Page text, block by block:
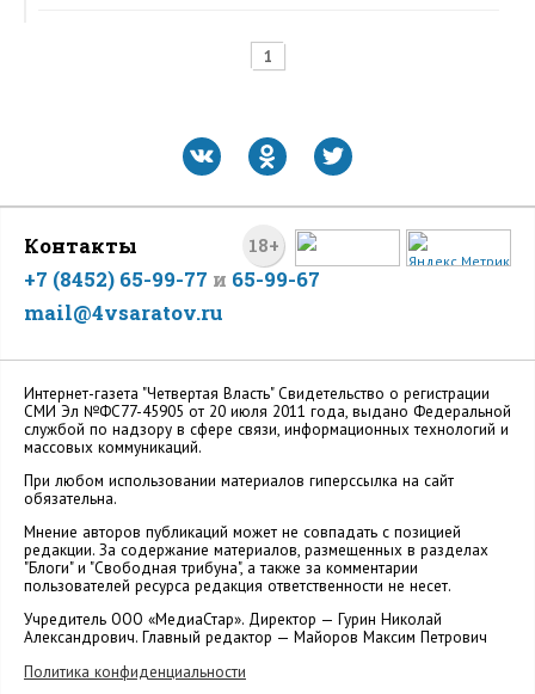
1
18+
Контакты
+7 (8452) 65-99-77 и 65-99-67
mail@4vsaratov.ru
Интернет-газета "Четвертая Власть" Cвидетельство о регистрации
СМИ Эл №ФС77-45905 от 20 июля 2011 года, выдано Федеральной
службой по надзору в сфере связи, информационных технологий и
массовых коммуникаций.
При любом использовании материалов гиперссылка на сайт
обязательна.
Мнение авторов публикаций может не совпадать с позицией
редакции. За содержание материалов, размещенных в разделах
"Блоги" и "Свободная трибуна", а также за комментарии
пользователей ресурса редакция ответственности не несет.
Учредитель ООО «МедиаСтар». Директор — Гурин Николай
Александрович. Главный редактор — Майоров Максим Петрович
Политика конфиденциальности